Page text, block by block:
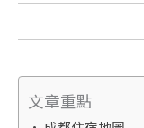
文章重點